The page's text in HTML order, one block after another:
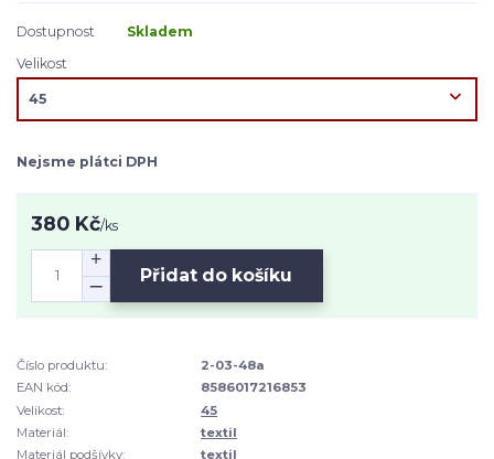
Dostupnost
Skladem
Velikost
Nejsme plátci DPH
380 Kč/ks
Přidat do košíku
Číslo produktu:
2-03-48a
EAN kód:
8586017216853
Velikost:
45
Materiál:
textil
Materiál podšívky:
textil